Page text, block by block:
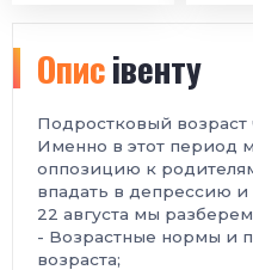
Описівенту
Подростковый возраст
Именно в этот период
оппозицию к
впадать в депрессию и
22 августа мы
- Возрастные нормы и
возраста;